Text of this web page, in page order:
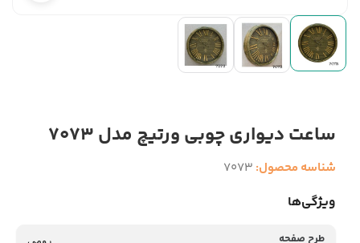
ساعت دیواری چوبی ورتیچ مدل 7073
شناسه محصول: 7073
ویژگی‌ها
طرح صفحه رومی